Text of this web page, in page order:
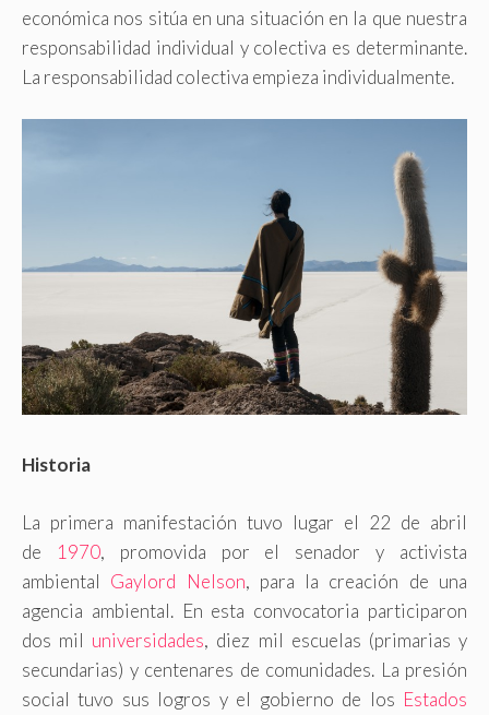
económica nos sitúa en una situación en la que nuestra
responsabilidad individual y colectiva es determinante.
La responsabilidad colectiva empieza individualmente.
Historia
La primera manifestación tuvo lugar el 22 de abril
de
1970, promovida por el senador y activista
ambiental Gaylord Nelson, para la creación de una
agencia ambiental. En esta convocatoria participaron
dos mil universidades, diez mil escuelas (primarias y
secundarias) y centenares de comunidades. La presión
social tuvo sus logros y el gobierno de los Estados